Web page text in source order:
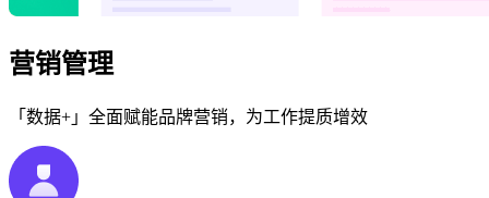
营销管理
「数据+」全面赋能品牌营销，为工作提质增效